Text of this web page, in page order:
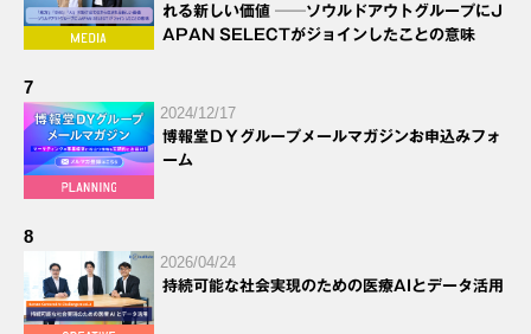
れる新しい価値 ──ソウルドアウトグループにJ
APAN SELECTがジョインしたことの意味
7
2024/12/17
博報堂ＤＹグループメールマガジンお申込みフォ
ーム
8
2026/04/24
持続可能な社会実現のための医療AIとデータ活用